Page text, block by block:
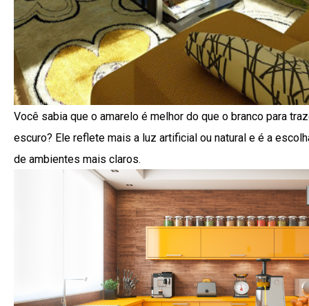
Você sabia que o amarelo é melhor do que o branco para
escuro? Ele reflete mais a luz artificial ou natural e é a
de ambientes mais claros.